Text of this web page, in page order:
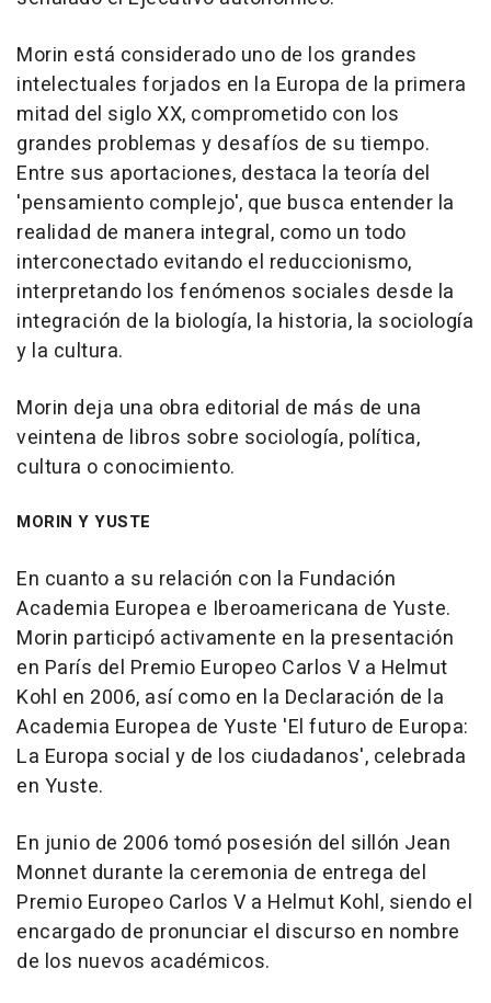
Morin está considerado uno de los grandes
intelectuales forjados en la Europa de la primera
mitad del siglo XX, comprometido con los
grandes problemas y desafíos de su tiempo.
Entre sus aportaciones, destaca la teoría del
'pensamiento complejo', que busca entender la
realidad de manera integral, como un todo
interconectado evitando el reduccionismo,
interpretando los fenómenos sociales desde la
integración de la biología, la historia, la sociología
y la cultura.
Morin deja una obra editorial de más de una
veintena de libros sobre sociología, política,
cultura o conocimiento.
MORIN Y YUSTE
En cuanto a su relación con la Fundación
Academia Europea e Iberoamericana de Yuste.
Morin participó activamente en la presentación
en París del Premio Europeo Carlos V a Helmut
Kohl en 2006, así como en la Declaración de la
Academia Europea de Yuste 'El futuro de Europa:
La Europa social y de los ciudadanos', celebrada
en Yuste.
En junio de 2006 tomó posesión del sillón Jean
Monnet durante la ceremonia de entrega del
Premio Europeo Carlos V a Helmut Kohl, siendo el
encargado de pronunciar el discurso en nombre
de los nuevos académicos.